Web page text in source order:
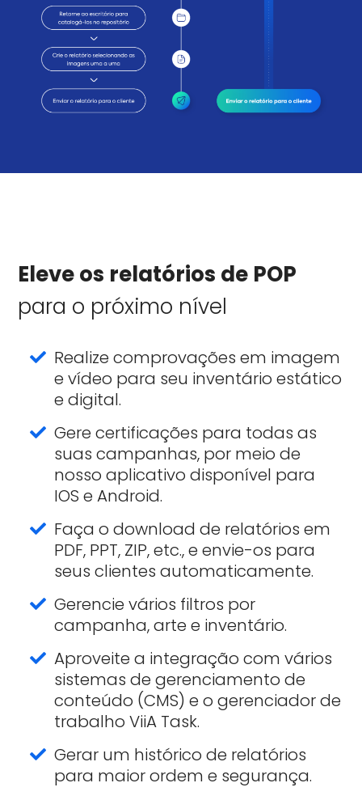
Eleve os relatórios de POP
para o próximo nível
Realize comprovações em imagem
e vídeo para seu inventário estático
e digital.
Gere certificações para todas as
suas campanhas, por meio de
nosso aplicativo disponível para
IOS e Android.
Faça o download de relatórios em
PDF, PPT, ZIP, etc., e envie-os para
seus clientes automaticamente.
Gerencie vários filtros por
campanha, arte e inventário.
Aproveite a integração com vários
sistemas de gerenciamento de
conteúdo (CMS) e o gerenciador de
trabalho ViiA Task.
Gerar um histórico de relatórios
para maior ordem e segurança.